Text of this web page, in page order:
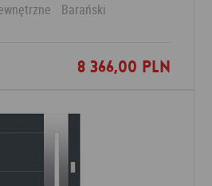
Barański
8 366,00 PLN
do ulubionych